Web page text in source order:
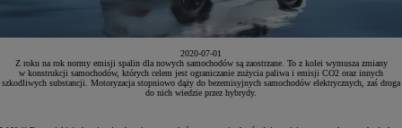
2020-07-01
Z roku na rok normy emisji spalin dla nowych samochodów są zaostrzane. To z kolei wymusza zmiany
w konstrukcji samochodów, których celem jest ograniczanie zużycia paliwa i emisji CO2 oraz innych
szkodliwych substancji. Motoryzacja stopniowo dąży do bezemisyjnych samochodów elektrycznych, zaś droga
do nich wiedzie przez hybrydy.